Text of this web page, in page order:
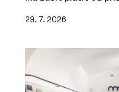
29. 7. 2026